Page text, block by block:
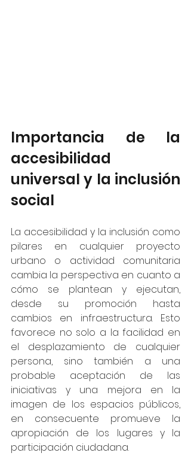
Importancia de la
accesibilidad
universal y la inclusión
social
La accesibilidad y la inclusión como
pilares en cualquier proyecto
urbano o actividad comunitaria
cambia la perspectiva en cuanto a
cómo se plantean y ejecutan,
desde su promoción hasta
cambios en infraestructura. Esto
favorece no solo a la facilidad en
el desplazamiento de cualquier
persona, sino también a una
probable aceptación de las
iniciativas y una mejora en la
imagen de los espacios públicos,
en consecuente promueve la
apropiación de los lugares y la
participación ciudadana.